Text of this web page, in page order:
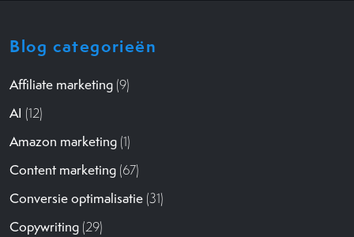
Blog categorieën
Affiliate marketing (9)
AI (12)
Amazon marketing (1)
Content marketing (67)
Conversie optimalisatie (31)
Copywriting (29)